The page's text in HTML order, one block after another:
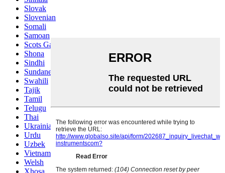
Slovak
Slovenian
Somali
Samoan
Scots Gaelic
Shona
Sindhi
Sundanese
Swahili
Tajik
Tamil
Telugu
Thai
Ukrainian
Urdu
Uzbek
Vietnamese
Welsh